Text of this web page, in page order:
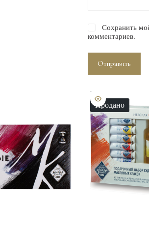
Сохранить
комментариев.
Отправить
Продано